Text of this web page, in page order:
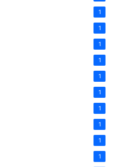
1
1
1
1
1
1
1
1
1
1